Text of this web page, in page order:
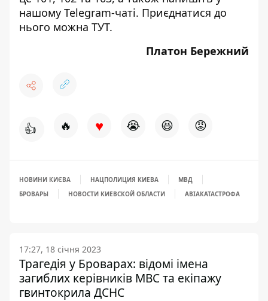
нашому Telegram-чаті. Приєднатися до
нього можна ТУТ.
Платон Бережний
👍 🔥 ♥ 😭 😆 😡
НОВИНИ КИЄВА НАЦПОЛИЦИЯ КИЕВА
МВД
БРОВАРЫ
НОВОСТИ КИЕВСКОЙ ОБЛАСТИ АВІАКАТАСТРОФА
17:27, 18 січня 2023
Трагедія у Броварах: відомі імена
загиблих керівників МВС та екіпажу
гвинтокрила ДСНС